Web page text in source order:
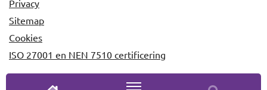
Privacy
Sitemap
Cookies
ISO 27001 en NEN 7510 certificering